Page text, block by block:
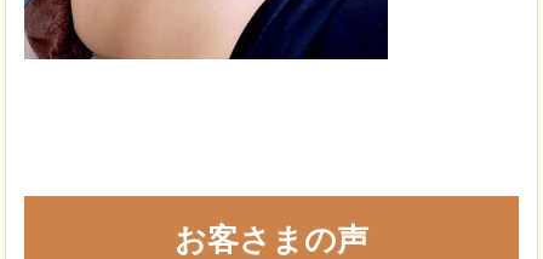
お客さまの声